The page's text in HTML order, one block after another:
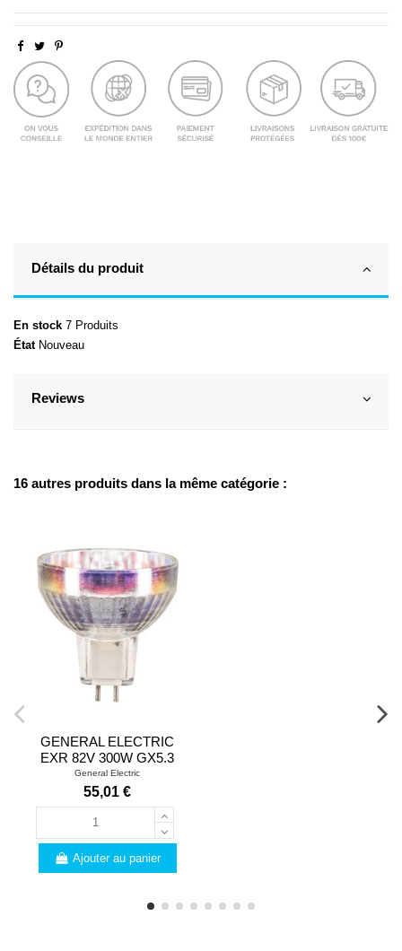
Détails du produit
En stock 7 Produits
État Nouveau
Reviews
16 autres produits dans la même catégorie :
GENERAL ELECTRIC
EXR 82V 300W GX5.3
General Electric
55,01 €
Ajouter au panier